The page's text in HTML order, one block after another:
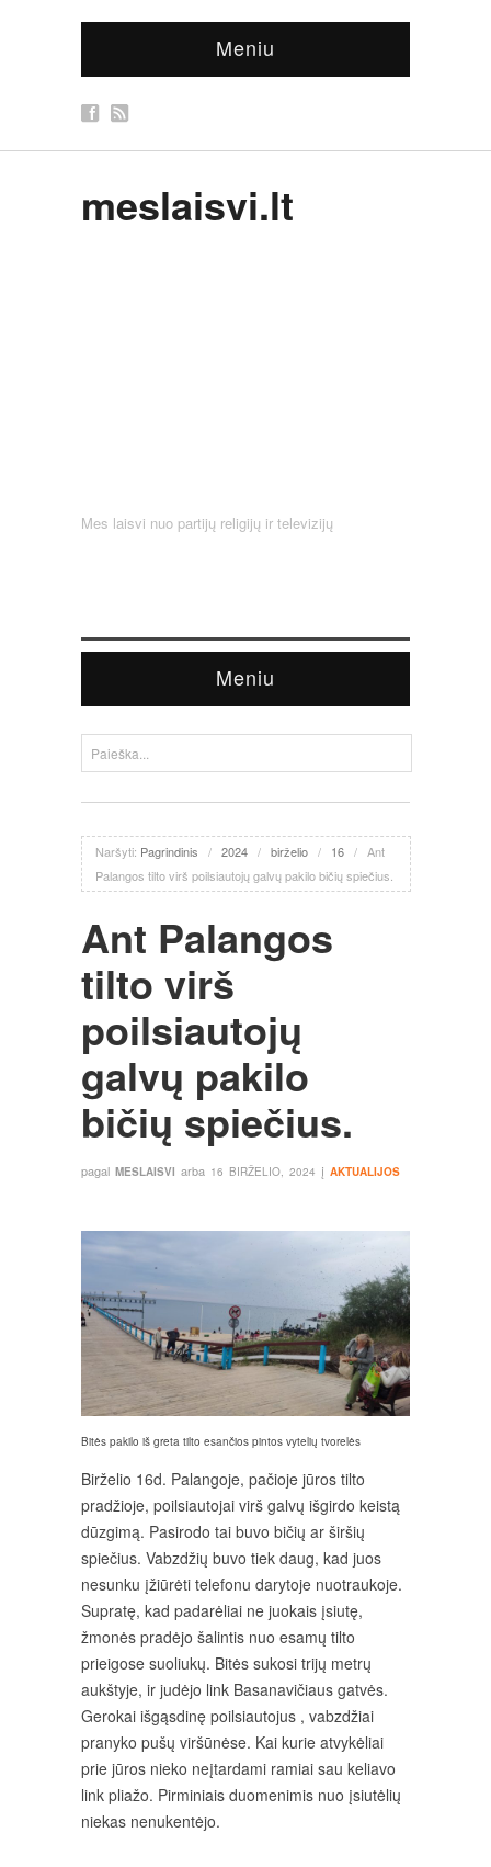
Meniu
meslaisvi.lt
Mes laisvi nuo partijų religijų ir televizijų
Meniu
Naršyti: Pagrindinis / 2024 / birželio / 16 / Ant
Palangos tilto virš poilsiautojų galvų pakilo bičių spiečius.
Ant Palangos
tilto virš
poilsiautojų
galvų pakilo
bičių spiečius.
pagal MESLAISVI arba 16 BIRŽELIO, 2024 į AKTUALIJOS
Bitės pakilo iš greta tilto esančios pintos vytelių tvorelės
Birželio 16d. Palangoje, pačioje jūros tilto
pradžioje, poilsiautojai virš galvų išgirdo keistą
dūzgimą. Pasirodo tai buvo bičių ar širšių
spiečius. Vabzdžių buvo tiek daug, kad juos
nesunku įžiūrėti telefonu darytoje nuotraukoje.
Supratę, kad padarėliai ne juokais įsiutę,
žmonės pradėjo šalintis nuo esamų tilto
prieigose suoliukų. Bitės sukosi trijų metrų
aukštyje, ir judėjo link Basanavičiaus gatvės.
Gerokai išgąsdinę poilsiautojus , vabzdžiai
pranyko pušų viršūnėse. Kai kurie atvykėliai
prie jūros nieko neįtardami ramiai sau keliavo
link pliažo. Pirminiais duomenimis nuo įsiutėlių
niekas nenukentėjo.